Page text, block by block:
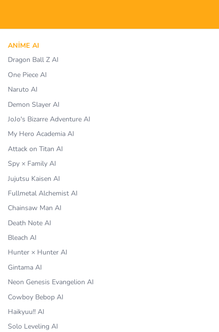
ANIME AI
Dragon Ball Z AI
One Piece AI
Naruto AI
Demon Slayer AI
JoJo's Bizarre Adventure AI
My Hero Academia AI
Attack on Titan AI
Spy × Family AI
Jujutsu Kaisen AI
Fullmetal Alchemist AI
Chainsaw Man AI
Death Note AI
Bleach AI
Hunter × Hunter AI
Gintama AI
Neon Genesis Evangelion AI
Cowboy Bebop AI
Haikyuu!! AI
Solo Leveling AI